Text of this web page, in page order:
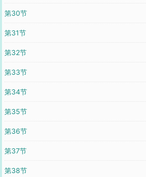
第30节
第31节
第32节
第33节
第34节
第35节
第36节
第37节
第38节